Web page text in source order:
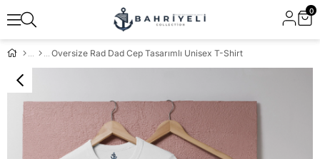
0
Oversize Rad Dad Cep Tasarımlı Unisex T-Shirt